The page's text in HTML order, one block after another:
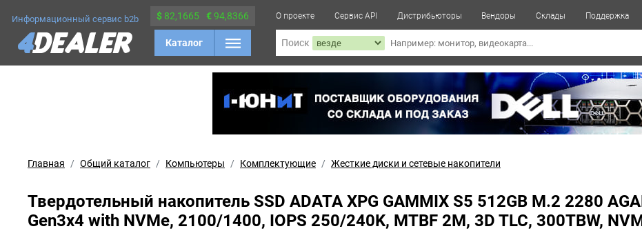
Информационный сервис b2b $ 82,1665 €94,8366
Каталог
О проекте Сервис API Дистрибьюторы Вендоры Склады Поддержка
Поиск
Главная Общий каталог Компьютеры Комплектующие Жесткие диски и сетевые накопители
Твердотельный накопитель SSD ADATA XPG GAMMIX S5 512GB M.2 2280
Gen3x4 with NVMe, 2100/1400, IOPS 250/240K, MTBF 2M, 3D TLC, 300TBW,